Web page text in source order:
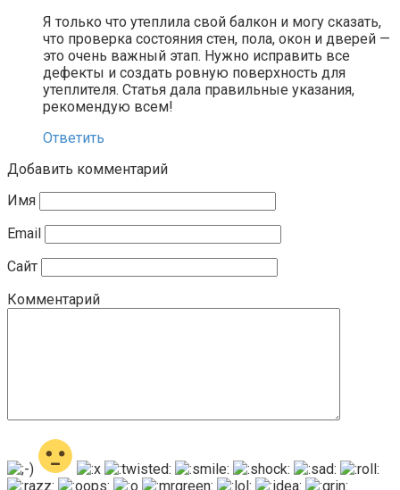
Я только что утеплила свой балкон и могу сказать,
что проверка состояния стен, пола, окон и дверей —
это очень важный этап. Нужно исправить все
дефекты и создать ровную поверхность для
утеплителя. Статья дала правильные указания,
рекомендую всем!
Ответить
Добавить комментарий
Имя
Email
Сайт
Комментарий